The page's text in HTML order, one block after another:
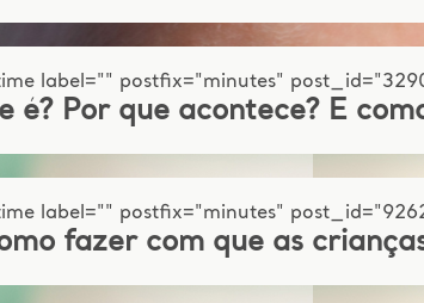
label="" postfix="minutes"
é? Por que acontece? E
label="" postfix="minutes"
fazer com que as